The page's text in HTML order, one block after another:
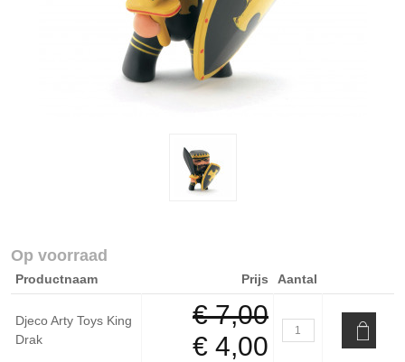
Op voorraad
Productnaam Prijs Aantal
Djeco Arty Toys King
Drak
€ 7,00
€ 4,00